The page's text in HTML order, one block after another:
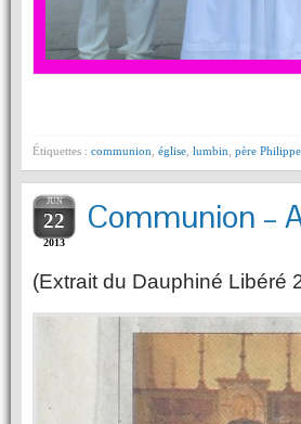
Étiquettes : communion église lumbin père
JUN
22
2013
Communion –
(Extrait du Dauphiné Libéré